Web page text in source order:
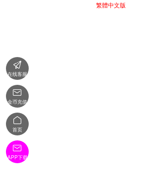
繁體中文版

在线客服

金币充值

首页

APP下载